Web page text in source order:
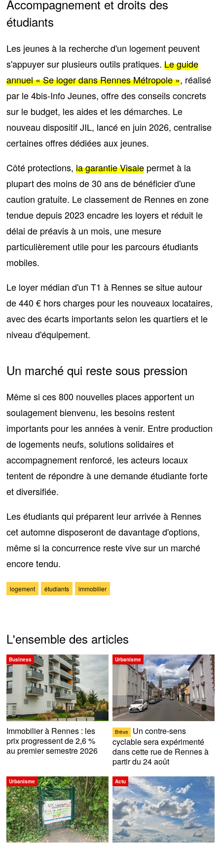
Accompagnement et droits des
étudiants
Les jeunes à la recherche d'un logement peuvent
s'appuyer sur plusieurs outils pratiques.Le guide
annuel « Se loger dans Rennes Métropole », réalisé
par le 4bis-Info Jeunes,offre des conseils concrets
sur le budget, les aides et les démarches. Le
nouveau dispositif JIL, lancé en juin 2026, centralise
certaines offres dédiées aux jeunes.
Côté protections,la garantie Visale permet à la
plupart des moins de 30 ans de bénéficier d'une
caution gratuite. Le classement de Rennes en zone
tendue depuis 2023 encadre les loyers et réduit le
délai de préavis à un mois, une mesure
particulièrement utile pour les parcours étudiants
mobiles.
Le loyer médian d'un T1 à Rennes se situeautour
de 440 € hors charges pour les nouveaux locataires,
avec des écarts importants selon les quartiers et le
niveau d'équipement.
Un marché qui reste sous pression
Même sices 800 nouvelles placesapportent un
soulagement bienvenu, les besoins restent
importants pour les années à venir. Entre production
de logements neufs, solutions solidaires et
accompagnement renforcé, les acteurs locaux
tententde répondre à une demande étudiante forte
et diversifiée.
Les étudiants qui préparent leur arrivée à Rennes
cet automne disposeront de davantage d'options,
même si la concurrence reste vive sur un marché
encore tendu.
logement étudiants immobilier
L'ensemble des articles
Business
Immobilier à Rennes : les
prix progressent de 2,6 %
au premier semestre 2026
Urbanisme
Brève
Un contre-sens
cyclable sera expérimenté
dans cette rue de Rennes à
partir du 24 août
Urbanisme Actu